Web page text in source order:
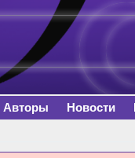
содержанию
Авторы Новости